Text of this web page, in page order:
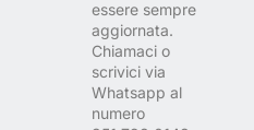
essere sempre
aggiornata.
Chiamaci o
scrivici via
Whatsapp al
numero